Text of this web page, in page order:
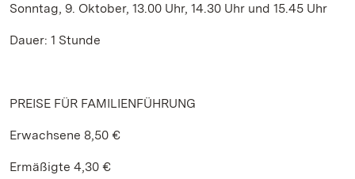
Sonntag, 9. Oktober, 13.00 Uhr, 14.30 Uhr und 15.45 Uhr
Dauer: 1 Stunde
PREISE FÜR FAMILIENFÜHRUNG
Erwachsene 8,50 €
Ermäßigte 4,30 €